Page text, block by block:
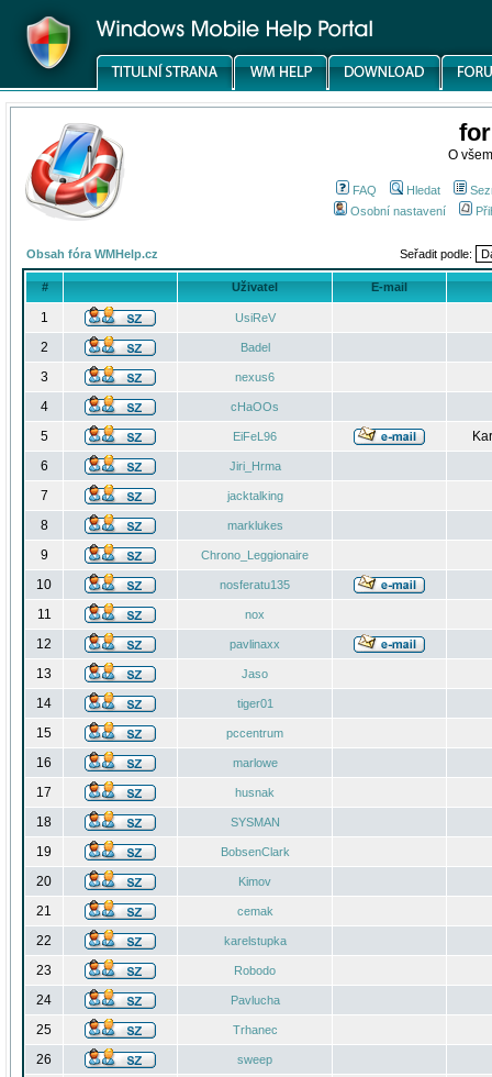
O
FAQ Hledat
Osobní nastavení
Obsah fóra WMHelp.cz Seřadit podle:
# Uživatel E-mail
1 UsiReV
2 Badel
3 nexus6
4 cHaOOs
5 EiFeL96
6
Jiri_Hrma
7 jacktalking
8 marklukes
9 Chrono_Leggionaire
10 nosferatu135
11 nox
12 pavlinaxx
13 Jaso
14 tiger01
15 pccentrum
16 marlowe
17 husnak
18 SYSMAN
19 BobsenClark
20 Kimov
21 cemak
22 karelstupka
23 Robodo
24 Pavlucha
25 Trhanec
26 sweep